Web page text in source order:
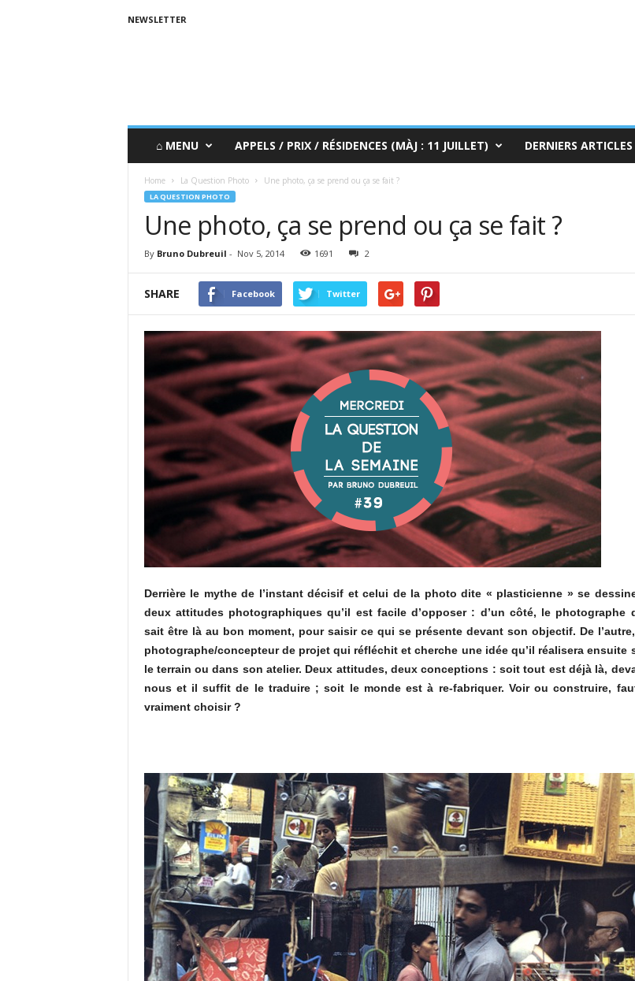
NEWSLETTER
⌂ MENU APPELS / PRIX / RÉSIDENCES (MÀJ : 11 JUILLET) DERNIERS ARTICLES
Home La Question Photo Une photo, ça se prend ou ça se fait ?
LA QUESTION PHOTO
Une photo, ça se prend ou ça se fait ?
By Bruno Dubreuil - Nov 5, 2014 1691 2
SHARE Facebook Twitter
Derrière le mythe de l’instant décisif et celui de la photo dite « plasticienne » se
deux attitudes photographiques qu’il est facile d’opposer : d’un côté, le photographe
sait être là au bon moment, pour saisir ce qui se présente devant son objectif. De
photographe/concepteur de projet qui réfléchit et cherche une idée qu’il réalisera ensuite
le terrain ou dans son atelier. Deux attitudes, deux conceptions : soit tout est déjà là,
nous et il suffit de le traduire ; soit le monde est à re-fabriquer. Voir ou construire,
vraiment choisir ?